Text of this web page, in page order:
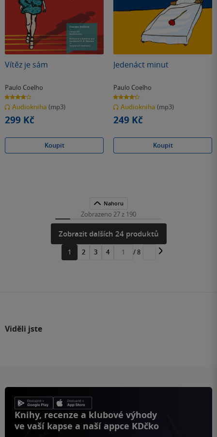
Vítěz je sám
Paulo Coelho
4.0
z
5
hvězdiček
Audiokniha (mp3)
299 Kč
Koupit
Jedenáct minut
Paulo Coelho
4.3
z
5
hvězdiček
Audiokniha (mp3)
249 Kč
Koupit
Nahoru
Zobrazeno 27 z 190
Zobrazit dalších 24 produktů
1 2 3 4
Přejít
/ 8
Viděli jste
Knihy, recenze a klubové výhody
ve vaší kapse a naší appce KDčko